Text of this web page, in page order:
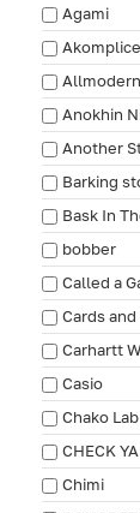
Agami
Akomplice
Anokhin
Another
Barking
Bask In
bobber
Called a
Cards and
Carhartt
Casio
Chako Lab
CHECK
Chimi